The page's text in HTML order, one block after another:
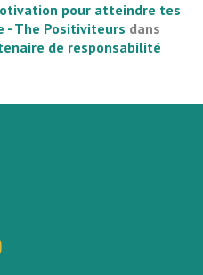
pour atteindre tes
- The Positiviteurs dans
de responsabilité